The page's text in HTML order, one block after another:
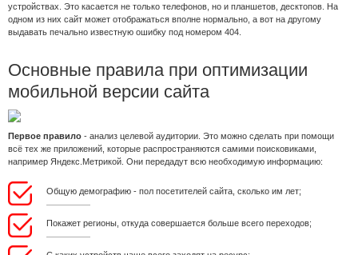
устройствах. Это касается не только телефонов, но и планшетов, десктопов. На
одном из них сайт может отображаться вполне нормально, а вот на другому
выдавать печально известную ошибку под номером 404.
Основные правила при оптимизации
мобильной версии сайта
Первое правило - анализ целевой аудитории. Это можно сделать при помощи
всё тех же приложений, которые распространяются самими поисковиками,
например Яндекс.Метрикой. Они передадут всю необходимую информацию:
Общую демографию - пол посетителей сайта, сколько им лет;
Покажет регионы, откуда совершается больше всего переходов;